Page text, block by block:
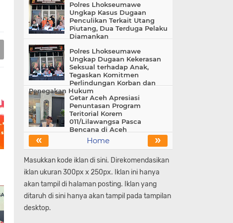
Polres Lhokseumawe
Ungkap Kasus Dugaan
Penculikan Terkait Utang
Piutang, Dua Terduga Pelaku
Diamankan
Polres Lhokseumawe
Ungkap Dugaan Kekerasan
Seksual terhadap Anak,
Tegaskan Komitmen
Perlindungan Korban dan
Penegakan Hukum
Getar Aceh Apresiasi
Penuntasan Program
Teritorial Korem
011/Lilawangsa Pasca
Bencana di Aceh
« »
Home
Masukkan kode iklan di sini. Direkomendasikan
iklan ukuran 300px x 250px. Iklan ini hanya
akan tampil di halaman posting. Iklan yang
ditaruh di sini hanya akan tampil pada tampilan
desktop.